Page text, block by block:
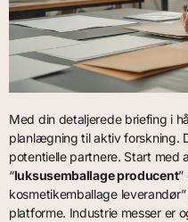
Med din detaljerede briefing i
planlægning til aktiv forskning.
potentielle partnere. Start med
“luksusemballage producent”
kosmetikemballage
platforme. Industrie messer er